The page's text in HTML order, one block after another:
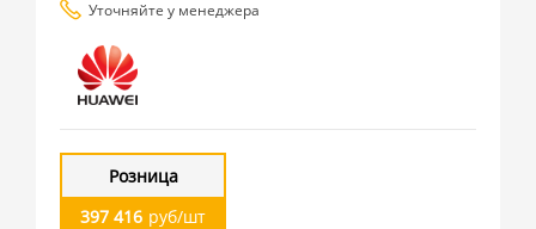
Уточняйте у менеджера
Розница
397 416 руб/шт